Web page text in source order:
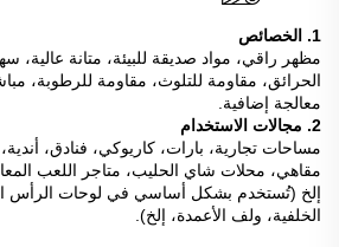
1. الخصائص
مظهر راقي، مواد صديقة للبيئة، متانة عالية،
الحرائق، مقاومة للتلوث، مقاومة للرطوبة،
معالجة إضافية.
2. مجالات الاستخدام
مساحات تجارية، بارات، كاريوكي، فنادق،
مقاهي، محلات شاي الحليب، متاجر اللعب
إلخ (تُستخدم بشكل أساسي في لوحات الرأس
الخلفية، ولف الأعمدة، إلخ).